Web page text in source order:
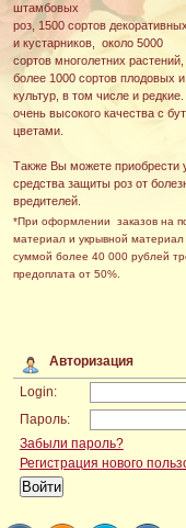
штамбовых
роз, 1500 сортов
и кустарников, около 5000
сортов многолетних
более 1000 сортов плодовых
культур, в том числе и
очень высокого качества с
цветами.
Также Вы можете приобрести
средства защиты роз от
вредителей.
*При оформлении заказов на
материал и укрывной
суммой более 40 000 рублей
предоплата от 50%.
Авторизация
Login:
Пароль:
Забыли пароль?
Регистрация нового